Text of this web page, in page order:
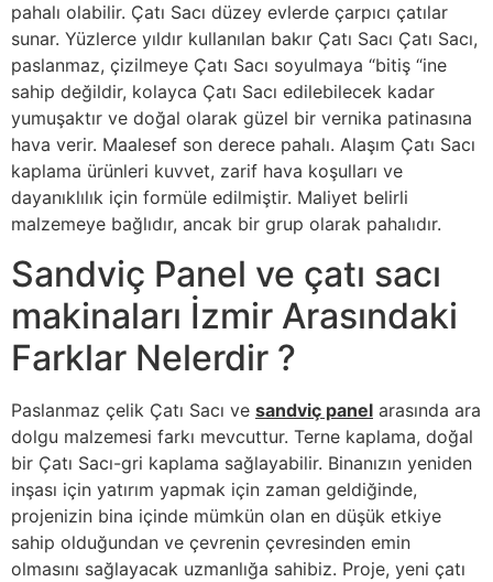
pahalı olabilir. Çatı Sacı düzey evlerde çarpıcı çatılar
sunar. Yüzlerce yıldır kullanılan bakır Çatı Sacı Çatı Sacı,
paslanmaz, çizilmeye Çatı Sacı soyulmaya “bitiş “ine
sahip değildir, kolayca Çatı Sacı edilebilecek kadar
yumuşaktır ve doğal olarak güzel bir vernika patinasına
hava verir. Maalesef son derece pahalı. Alaşım Çatı Sacı
kaplama ürünleri kuvvet, zarif hava koşulları ve
dayanıklılık için formüle edilmiştir. Maliyet belirli
malzemeye bağlıdır, ancak bir grup olarak pahalıdır.
Sandviç Panel ve çatı sacı
makinaları İzmir Arasındaki
Farklar Nelerdir ?
Paslanmaz çelik Çatı Sacı ve sandviç panel arasında ara
dolgu malzemesi farkı mevcuttur. Terne kaplama, doğal
bir Çatı Sacı-gri kaplama sağlayabilir. Binanızın yeniden
inşası için yatırım yapmak için zaman geldiğinde,
projenizin bina içinde mümkün olan en düşük etkiye
sahip olduğundan ve çevrenin çevresinden emin
olmasını sağlayacak uzmanlığa sahibiz. Proje, yeni çatı